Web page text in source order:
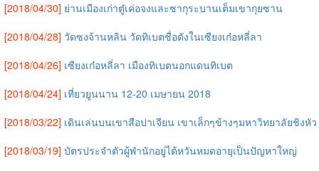
[2018/04/30] ย่านเมืองเก่าตู๋เค่อจงและซากุระบานเต็มเขากุยซาน
[2018/04/28] วัดซงจ้านหลิน วัดทิเบตชื่อดังในเซียงเก๋อหลี่ลา
[2018/04/26] เซียงเก๋อหลี่ลา เมืองทิเบตนอกแดนทิเบต
[2018/04/24] เที่ยวยูนนาน 12-20 เมษายน 2018
[2018/03/22] เดินเล่นบนเขาสือปาเจียน เขาเล็กๆข้างๆมหาวิทยาลัยชิงหัว
[2018/03/19] บัตรประจำตัวผู้พำนักอยู่ไต้หวันหมดอายุเป็นปัญหาใหญ่